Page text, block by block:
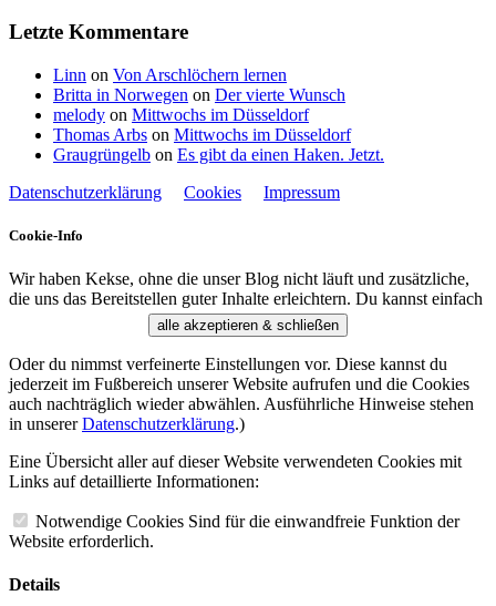
Letzte Kommentare
Linn on Von Arschlöchern lernen
Britta in Norwegen on Der vierte Wunsch
melody on Mittwochs im Düsseldorf
Thomas Arbs on Mittwochs im Düsseldorf
Graugrüngelb on Es gibt da einen Haken. Jetzt.
Datenschutzerklärung
Cookies Impressum
Cookie-Info
Wir haben Kekse, ohne die unser Blog nicht läuft und zusätzliche,
die uns das Bereitstellen guter Inhalte erleichtern. Du kannst einfach
alle akzeptieren & schließen
Oder du nimmst verfeinerte Einstellungen vor. Diese kannst du
jederzeit im Fußbereich unserer Website aufrufen und die Cookies
auch nachträglich wieder abwählen. Ausführliche Hinweise stehen
in unsererDatenschutzerklärung.)
Eine Übersicht aller auf dieser Website verwendeten Cookies mit
Links auf detaillierte Informationen:
Notwendige Cookies Sind für die einwandfreie Funktion der
Website erforderlich.
Details